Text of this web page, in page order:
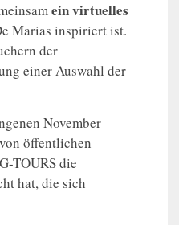
ein virtuelles
Marias inspiriert ist.
der
einer Auswahl der
November
öffentlichen
TOURS die
hat, die sich